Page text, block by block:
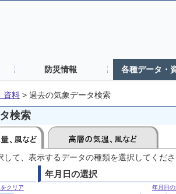
防災情報 各種データ・
資料 > 過去の気象データ検索
検索
して、表示するデータの種類を選択してくだ
クリア
年月日の選択
年月日